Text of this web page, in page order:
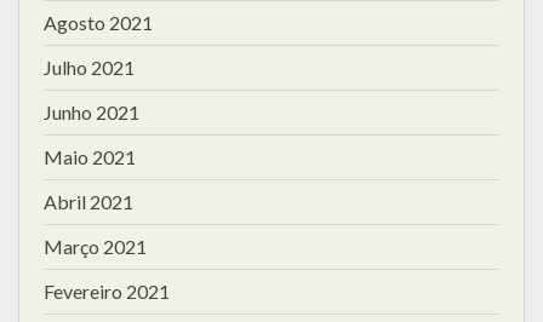
Agosto 2021
Julho 2021
Junho 2021
Maio 2021
Abril 2021
Março 2021
Fevereiro 2021